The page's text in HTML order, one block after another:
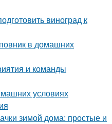
виноград к
в домашних
и команды
условиях
зимой дома: простые и